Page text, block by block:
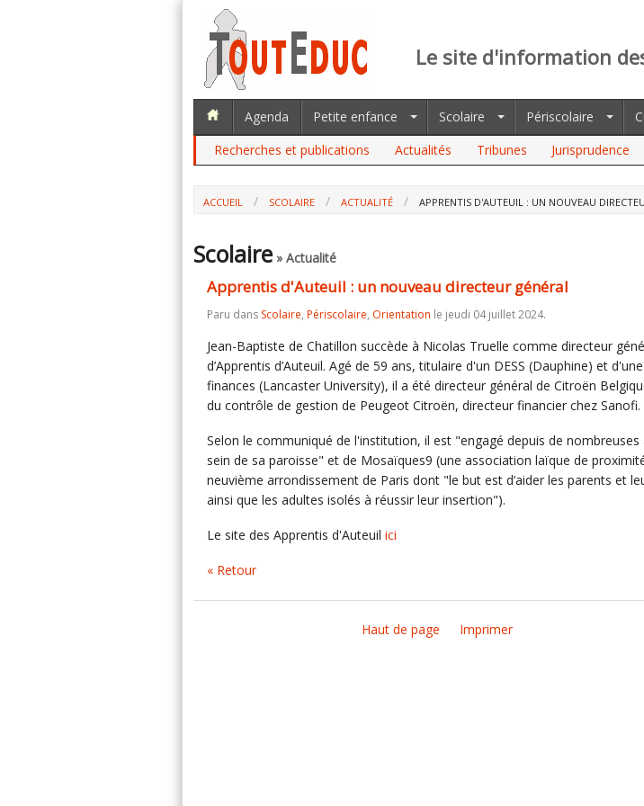
Le site d'information
Agenda Petite enfance Scolaire Périscolaire
Recherches et publications
Actualités Tribunes Jurisprudence
ACCUEIL SCOLAIRE ACTUALITÉ APPRENTIS D'AUTEUIL : UN NOUVEAU
Scolaire» Actualité
Apprentis d'Auteuil : un nouveau directeur général
Paru dans Scolaire, Périscolaire, Orientation le jeudi 04 juillet 2024.
Jean-Baptiste de Chatillon succède à Nicolas Truelle comme directeur
d’Apprentis d’Auteuil. Agé de 59 ans, titulaire d'un DESS (Dauphine) et
finances (Lancaster University), il a été directeur général de Citroën
du contrôle de gestion de Peugeot Citroën, directeur financier chez Sanofi.
Selon le communiqué de l'institution, il est "engagé depuis de nombreuses
sein de sa paroisse" et de Mosaïques9 (une association laïque de
neuvième arrondissement de Paris dont "le but est d’aider les parents et
ainsi que les adultes isolés à réussir leur insertion").
Le site des Apprentis d'Auteuil ici
« Retour
Haut de page Imprimer